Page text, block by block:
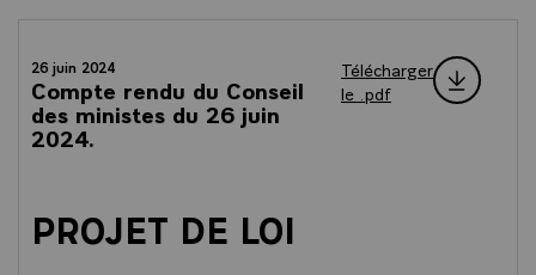
26 juin 2024
Compte rendu du Conseil
des ministes du 26 juin
2024.
Télécharger
le .pdf
PROJET DE LOI